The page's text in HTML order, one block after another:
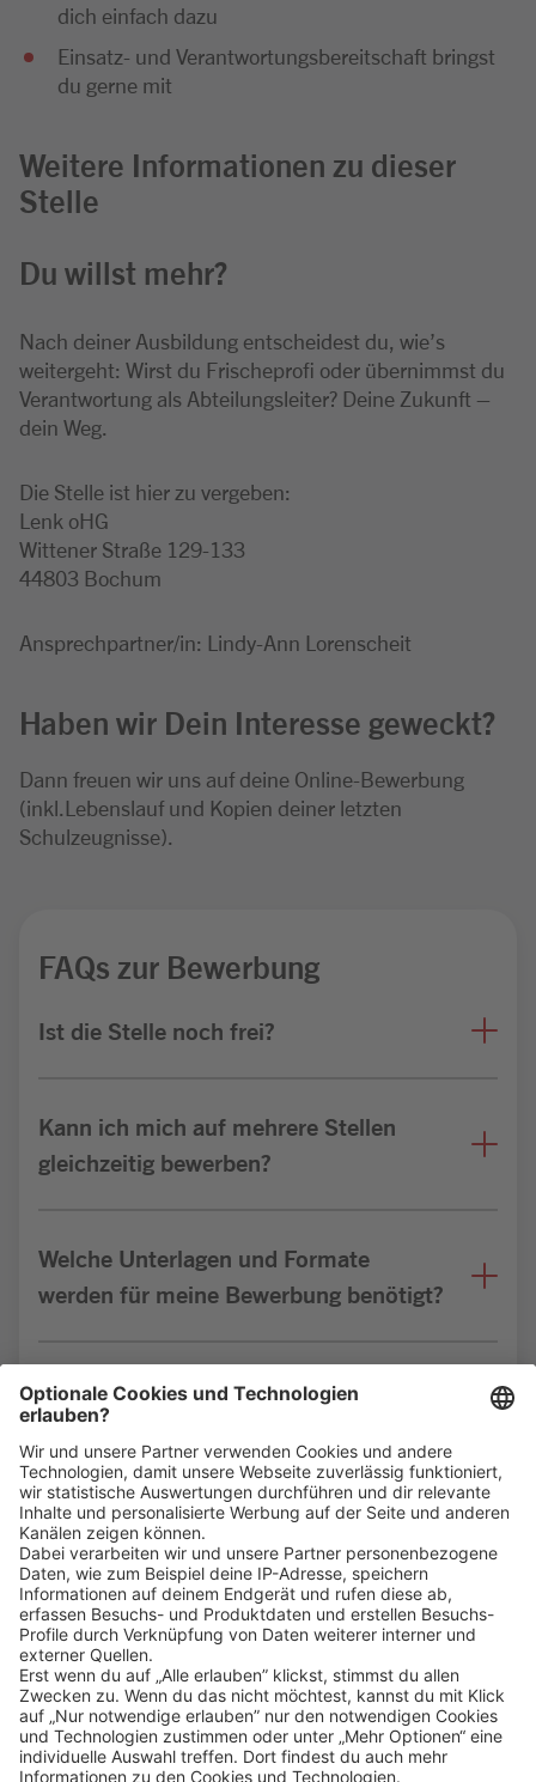
dich einfach dazu
Einsatz- und Verantwortungsbereitschaft bringst
du gerne mit
Weitere Informationen zu dieser
Stelle
Du willst mehr?
Nach deiner Ausbildung entscheidest du, wie’s
weitergeht: Wirst du Frischeprofi oder übernimmst du
Verantwortung als Abteilungsleiter? Deine Zukunft –
dein Weg.
Die Stelle ist hier zu vergeben:
Lenk oHG
Wittener Straße 129-133
44803 Bochum
Ansprechpartner/in: Lindy-Ann Lorenscheit
Haben wir Dein Interesse geweckt?
Dann freuen wir uns auf deine Online-Bewerbung
(inkl.Lebenslauf und Kopien deiner letzten
Schulzeugnisse).
FAQs zur Bewerbung
Ist die Stelle noch frei?
Kann ich mich auf mehrere Stellen
gleichzeitig bewerben?
Welche Unterlagen und Formate
werden für meine Bewerbung benötigt?
Bin ich für die Stelle geeignet?
Klickehier, um alle offenen Jobs zu sehen.
Impressum Datenschutz
Privatsphäre-Einstellungen